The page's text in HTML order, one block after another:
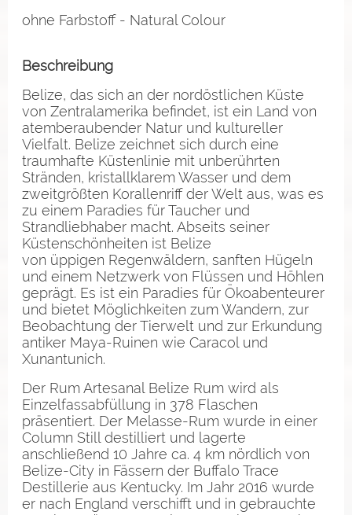
ohne Farbstoff - Natural Colour
Beschreibung
Belize, das sich an der nordöstlichen Küste
von Zentralamerika befindet, ist ein Land von
atemberaubender Natur und kultureller
Vielfalt. Belize zeichnet sich durch eine
traumhafte Küstenlinie mit unberührten
Stränden, kristallklarem Wasser und dem
zweitgrößten Korallenriff der Welt aus, was es
zu einem Paradies für Taucher und
Strandliebhaber macht. Abseits seiner
Küstenschönheiten ist Belize
von üppigen Regenwäldern, sanften Hügeln
und einem Netzwerk von Flüssen und Höhlen
geprägt. Es ist ein Paradies für Ökoabenteurer
und bietet Möglichkeiten zum Wandern, zur
Beobachtung der Tierwelt und zur Erkundung
antiker Maya-Ruinen wie Caracol und
Xunantunich.
Der Rum Artesanal Belize Rum wird als
Einzelfassabfüllung in 378 Flaschen
präsentiert. Der Melasse-Rum wurde in einer
Column Still destilliert und lagerte
anschließend 10 Jahre ca. 4 km nördlich von
Belize-City in Fässern der Buffalo Trace
Destillerie aus Kentucky. Im Jahr 2016 wurde
er nach England verschifft und in gebrauchte